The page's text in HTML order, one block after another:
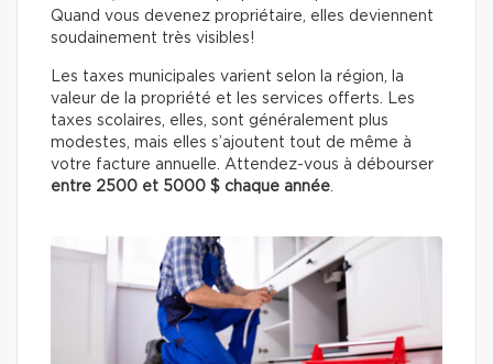
Quand vous devenez propriétaire, elles deviennent
soudainement très visibles!
Les taxes municipales varient selon la région, la
valeur de la propriété et les services offerts. Les
taxes scolaires, elles, sont généralement plus
modestes, mais elles s’ajoutent tout de même à
votre facture annuelle. Attendez-vous à débourser
entre 2500 et 5000 $ chaque année